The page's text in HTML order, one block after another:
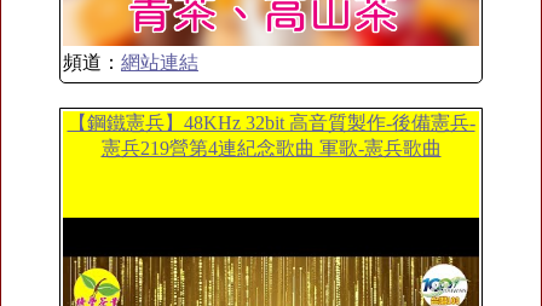
頻道： 網站連結
【鋼鐵憲兵】48KHz 32bit 高音質製作-後備憲兵-
憲兵219營第4連紀念歌曲 軍歌-憲兵歌曲